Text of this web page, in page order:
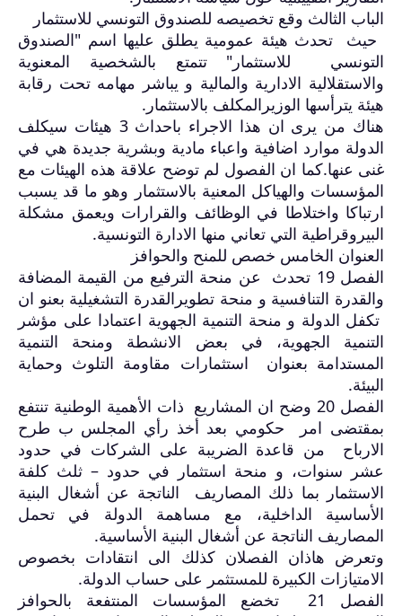
الباب الثالث وقع تخصيصه للصندوق التونسي للاستثمار
حيث تحدث هيئة عمومية يطلق عليها اسم "الصندوق
التونسي للاستثمار" تتمتع بالشخصية المعنوية
والاستقلالية الادارية والمالية و يباشر مهامه تحت رقابة
هيئة يترأسها الوزيرالمكلف بالاستثمار .
هناك من يرى ان هذا الاجراء باحداث 3 هيئات سيكلف
الدولة موارد اضافية واعباء مادية وبشرية جديدة هي في
غنى عنها.كما ان الفصول لم توضح علاقة هذه الهيئات مع
المؤسسات والهياكل المعنية بالاستثمار وهو ما قد يسبب
ارتباكا واختلاطا في الوظائف والقرارات ويعمق مشكلة
البيروقراطية التي تعاني منها الادارة التونسية.
العنوان الخامس خصص للمنح والحوافز
الفصل 19 تحدث عن منحة الترفيع من القيمة المضافة
والقدرة التنافسية و منحة تطويرالقدرة التشغيلية بعنو ان
تكفل الدولة و منحة التنمية الجهوية اعتمادا على مؤشر
التنمية الجهوية، في بعض الانشطة ومنحة التنمية
المستدامة بعنوان استثمارات مقاومة التلوث وحماية
البيئة.
الفصل 20 وضح ان المشاريع ذات الأهمية الوطنية تنتفع
بمقتضى امر حكومي بعد أخذ رأي المجلس ب طرح
الارباح من قاعدة الضريبة على الشركات في حدود
عشر سنوات، و منحة استثمار في حدود – ثلث كلفة
الاستثمار بما ذلك المصاريف الناتجة عن أشغال البنية
الأساسية الداخلية، مع مساهمة الدولة في تحمل
المصاريف الناتجة عن أشغال البنية الأساسية.
وتعرض هاذان الفصلان كذلك الى انتقادات بخصوص
الامتيازات الكبيرة للمستثمر على حساب الدولة.
الفصل 21 تخضع المؤسسات المنتفعة بالحوافز